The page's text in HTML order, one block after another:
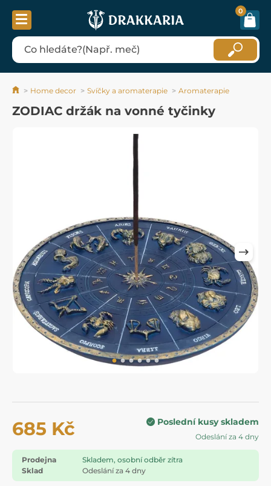
0
Home decor Svíčky a aromaterapie Aromaterapie
ZODIAC držák na vonné tyčinky
685 Kč Poslední kusy skladem
Odeslání za 4 dny
Prodejna
Skladem, osobní odběr zítra
Sklad
Odeslání za 4 dny